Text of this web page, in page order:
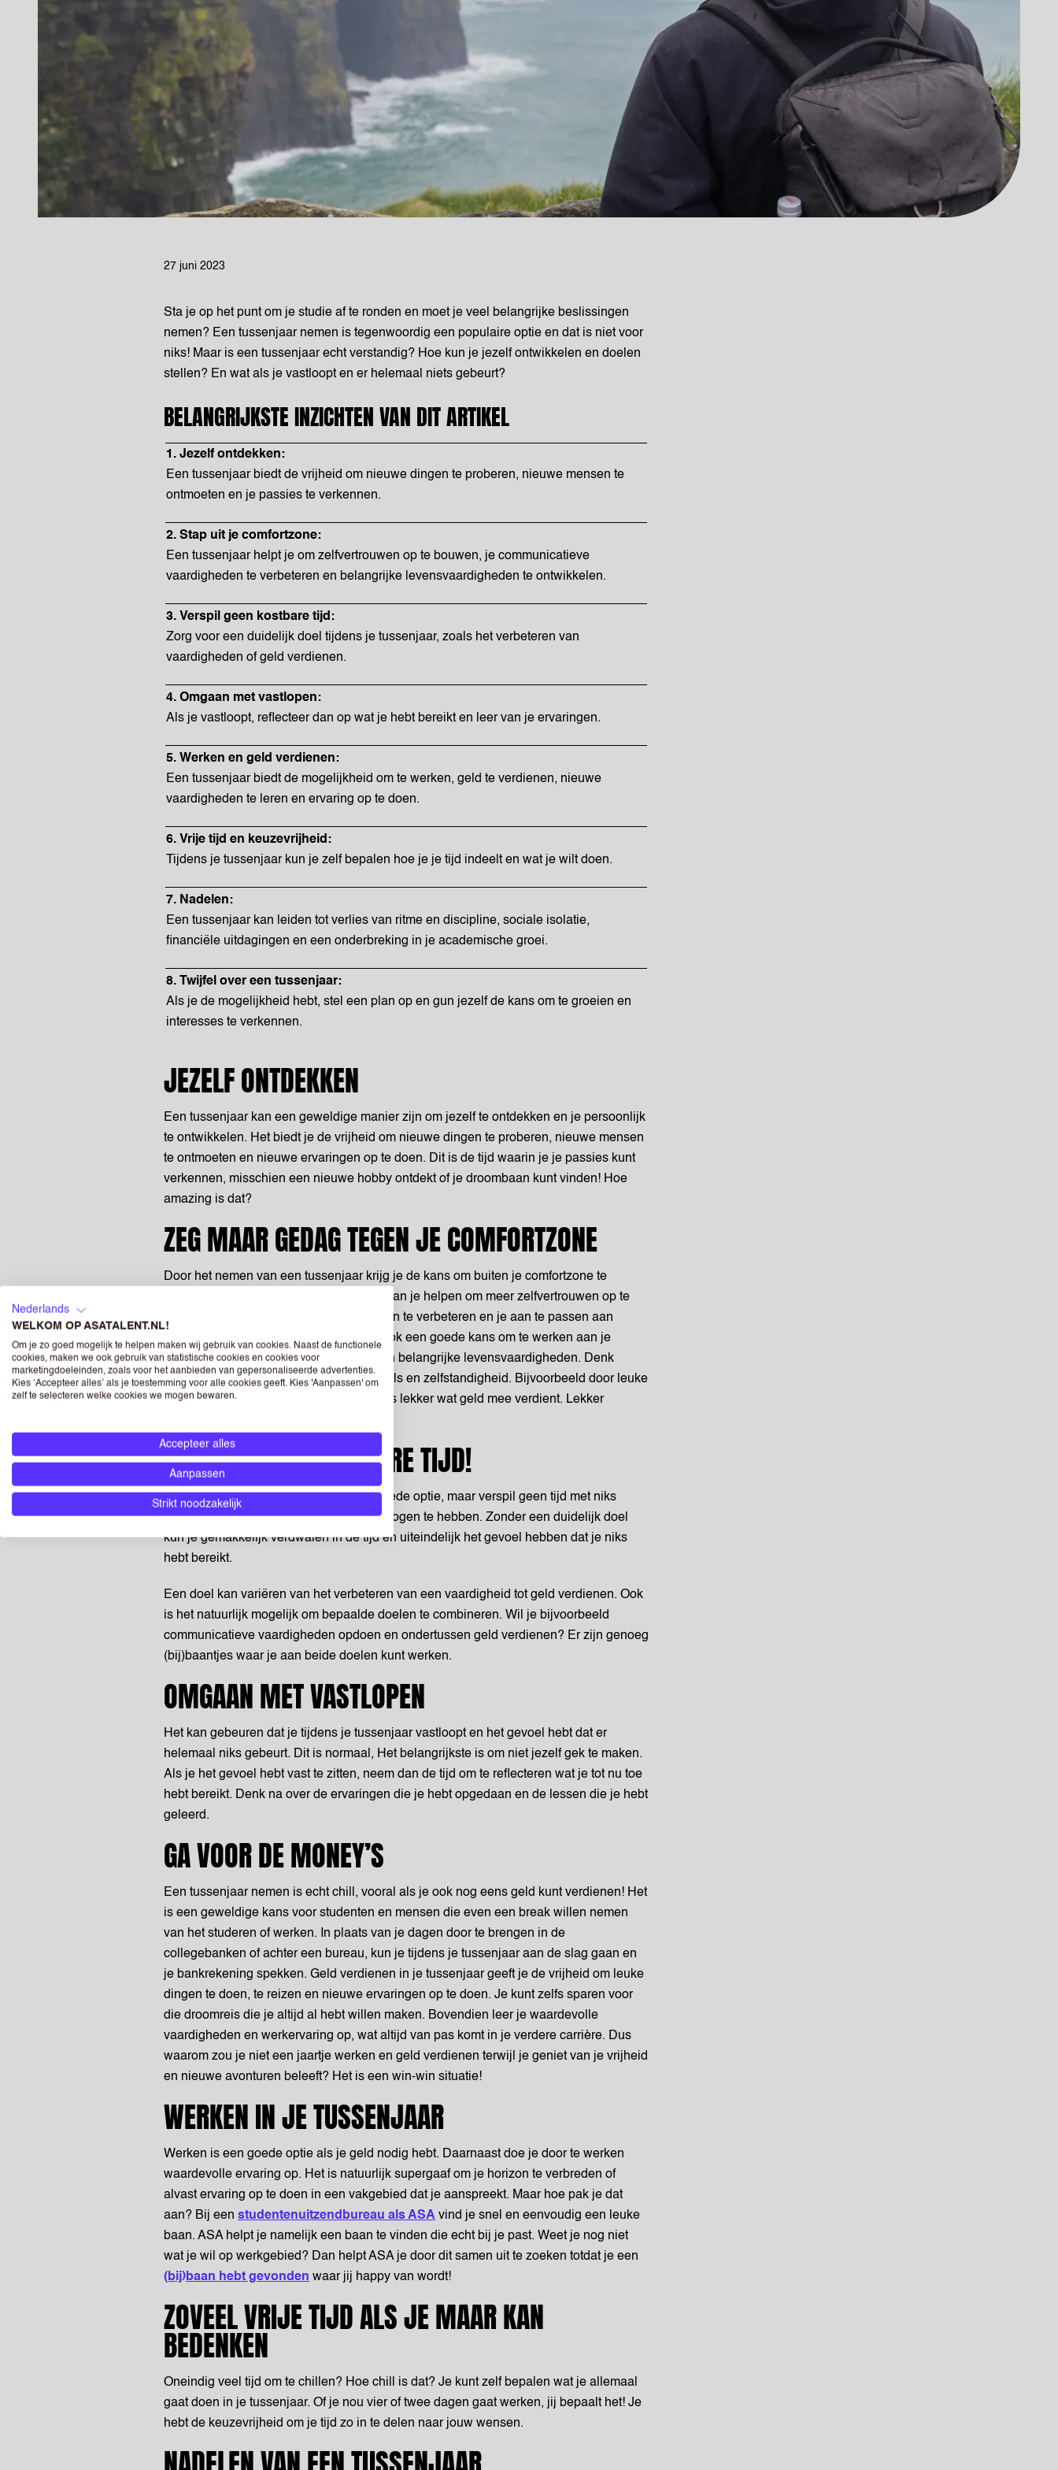
27 juni 2023
Sta je op het punt om je studie af te ronden en moet je veel belangrijke beslissingen
nemen? Een tussenjaar nemen is tegenwoordig een populaire optie en dat is niet voor
niks! Maar is een tussenjaar echt verstandig? Hoe kun je jezelf ontwikkelen en doelen
stellen? En wat als je vastloopt en er helemaal niets gebeurt?
BELANGRIJKSTE INZICHTEN VAN DIT ARTIKEL
1. Jezelf ontdekken:
Een tussenjaar biedt de vrijheid om nieuwe dingen te proberen, nieuwe mensen te
ontmoeten en je passies te verkennen.
2. Stap uit je comfortzone:
Een tussenjaar helpt je om zelfvertrouwen op te bouwen, je communicatieve
vaardigheden te verbeteren en belangrijke levensvaardigheden te ontwikkelen.
3. Verspil geen kostbare tijd:
Zorg voor een duidelijk doel tijdens je tussenjaar, zoals het verbeteren van
vaardigheden of geld verdienen.
4. Omgaan met vastlopen:
Als je vastloopt, reflecteer dan op wat je hebt bereikt en leer van je ervaringen.
5. Werken en geld verdienen:
Een tussenjaar biedt de mogelijkheid om te werken, geld te verdienen, nieuwe
vaardigheden te leren en ervaring op te doen.
6. Vrije tijd en keuzevrijheid:
Tijdens je tussenjaar kun je zelf bepalen hoe je je tijd indeelt en wat je wilt doen.
7. Nadelen:
Een tussenjaar kan leiden tot verlies van ritme en discipline, sociale isolatie,
financiële uitdagingen en een onderbreking in je academische groei.
8. Twijfel over een tussenjaar:
Als je de mogelijkheid hebt, stel een plan op en gun jezelf de kans om te groeien en
interesses te verkennen.
JEZELF ONTDEKKEN
Een tussenjaar kan een geweldige manier zijn om jezelf te ontdekken en je persoonlijk
te ontwikkelen. Het biedt je de vrijheid om nieuwe dingen te proberen, nieuwe mensen
te ontmoeten en nieuwe ervaringen op te doen. Dit is de tijd waarin je je passies kunt
verkennen, misschien een nieuwe hobby ontdekt of je droombaan kunt vinden! Hoe
amazing is dat?
ZEG MAAR GEDAG TEGEN JE COMFORTZONE
Door het nemen van een tussenjaar krijg je de kans om buiten je comfortzone te
stappen en je horizon te verbreden. Het kan je helpen om meer zelfvertrouwen op te
bouwen, je communicatieve vaardigheden te verbeteren en je aan te passen aan
verschillende omgevingen. Maar het is ook een goede kans om te werken aan je
persoonlijke groei en het ontwikkelen van belangrijke levensvaardigheden. Denk
bijvoorbeeld aan plannen, organisatieskills en zelfstandigheid. Bijvoorbeeld door leuke
bijbaan te nemen waarbij je ook nog eens lekker wat geld mee verdient. Lekker
VERSPIL GEEN KOSTBARE TIJD!
Het nemen van een tussenjaar is een goede optie, maar verspil geen tijd met niks
doen. Het is belangrijk om een doel voor ogen te hebben. Zonder een duidelijk doel
kun je gemakkelijk verdwalen in de tijd en uiteindelijk het gevoel hebben dat je niks
hebt bereikt.
Een doel kan variëren van het verbeteren van een vaardigheid tot geld verdienen. Ook
is het natuurlijk mogelijk om bepaalde doelen te combineren. Wil je bijvoorbeeld
communicatieve vaardigheden opdoen en ondertussen geld verdienen? Er zijn genoeg
(bij)baantjes waar je aan beide doelen kunt werken.
OMGAAN MET VASTLOPEN
Het kan gebeuren dat je tijdens je tussenjaar vastloopt en het gevoel hebt dat er
helemaal niks gebeurt. Dit is normaal, Het belangrijkste is om niet jezelf gek te maken.
Als je het gevoel hebt vast te zitten, neem dan de tijd om te reflecteren wat je tot nu toe
hebt bereikt. Denk na over de ervaringen die je hebt opgedaan en de lessen die je hebt
geleerd.
GA VOOR DE MONEY’S
Een tussenjaar nemen is echt chill, vooral als je ook nog eens geld kunt verdienen! Het
is een geweldige kans voor studenten en mensen die even een break willen nemen
van het studeren of werken. In plaats van je dagen door te brengen in de
collegebanken of achter een bureau, kun je tijdens je tussenjaar aan de slag gaan en
je bankrekening spekken. Geld verdienen in je tussenjaar geeft je de vrijheid om leuke
dingen te doen, te reizen en nieuwe ervaringen op te doen. Je kunt zelfs sparen voor
die droomreis die je altijd al hebt willen maken. Bovendien leer je waardevolle
vaardigheden en werkervaring op, wat altijd van pas komt in je verdere carrière. Dus
waarom zou je niet een jaartje werken en geld verdienen terwijl je geniet van je vrijheid
en nieuwe avonturen beleeft? Het is een win-win situatie!
WERKEN IN JE TUSSENJAAR
Werken is een goede optie als je geld nodig hebt. Daarnaast doe je door te werken
waardevolle ervaring op. Het is natuurlijk supergaaf om je horizon te verbreden of
alvast ervaring op te doen in een vakgebied dat je aanspreekt. Maar hoe pak je dat
aan? Bij een studentenuitzendbureau als ASA vind je snel en eenvoudig een leuke
baan. ASA helpt je namelijk een baan te vinden die echt bij je past. Weet je nog niet
wat je wil op werkgebied? Dan helpt ASA je door dit samen uit te zoeken totdat je een
(bij)baan hebt gevonden waar jij happy van wordt!
ZOVEEL VRIJE TIJD ALS JE MAAR KAN
BEDENKEN
Oneindig veel tijd om te chillen? Hoe chill is dat? Je kunt zelf bepalen wat je allemaal
gaat doen in je tussenjaar. Of je nou vier of twee dagen gaat werken, jij bepaalt het! Je
hebt de keuzevrijheid om je tijd zo in te delen naar jouw wensen.
Nederlands
WELKOM OP ASATALENT.NL!
Om je zo goed mogelijk te helpen maken wij gebruik van cookies. Naast de functionele
cookies, maken we ook gebruik van statistische cookies en cookies voor
marketingdoeleinden, zoals voor het aanbieden van gepersonaliseerde advertenties.
Kies ‘Accepteer alles’ als je toestemming voor alle cookies geeft. Kies 'Aanpassen' om
zelf te selecteren welke cookies we mogen bewaren.
Accepteer alles
Aanpassen
Strikt noodzakelijk